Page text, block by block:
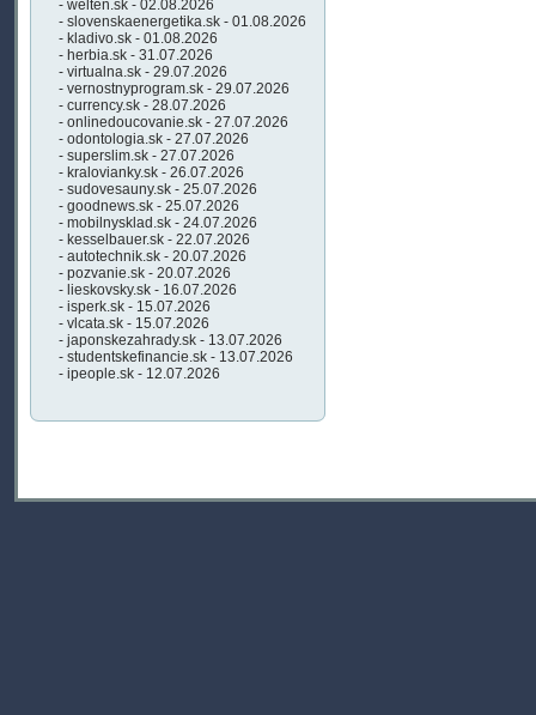
- welten.sk - 02.08.2026
- slovenskaenergetika.sk - 01.08.2026
- kladivo.sk - 01.08.2026
- herbia.sk - 31.07.2026
- virtualna.sk - 29.07.2026
- vernostnyprogram.sk - 29.07.2026
- currency.sk - 28.07.2026
- onlinedoucovanie.sk - 27.07.2026
- odontologia.sk - 27.07.2026
- superslim.sk - 27.07.2026
- kralovianky.sk - 26.07.2026
- sudovesauny.sk - 25.07.2026
- goodnews.sk - 25.07.2026
- mobilnysklad.sk - 24.07.2026
- kesselbauer.sk - 22.07.2026
- autotechnik.sk - 20.07.2026
- pozvanie.sk - 20.07.2026
- lieskovsky.sk - 16.07.2026
- isperk.sk - 15.07.2026
- vlcata.sk - 15.07.2026
- japonskezahrady.sk - 13.07.2026
- studentskefinancie.sk - 13.07.2026
- ipeople.sk - 12.07.2026